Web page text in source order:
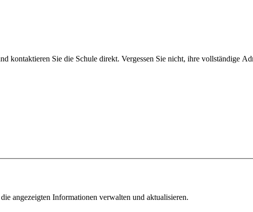
kontaktieren Sie die Schule direkt. Vergessen Sie nicht, ihre vollständige
angezeigten Informationen verwalten und aktualisieren.